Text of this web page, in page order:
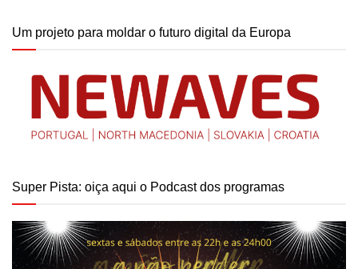
Um projeto para moldar o futuro digital da Europa
Super Pista: oiça aqui o Podcast dos programas